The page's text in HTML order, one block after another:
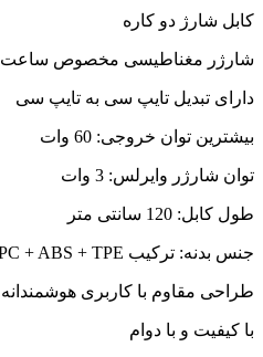
کابل شارژ دو کاره
شارژر مغناطیسی مخصوص ساعت
دارای تبدیل تایپ سی به تایپ سی
بیشترین توان خروجی: 60 وات
توان شارژر وایرلس: 3 وات
طول کابل: 120 سانتی متر
جنس بدنه: ترکیب PC + ABS + TPE
طراحی مقاوم با کاربری هوشمندانه
با کیفیت و با دوام